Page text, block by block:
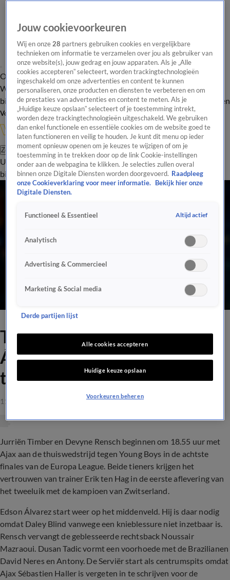
Overzicht Onze programma's Uitzendingen Onze gezichten
In de
WandelgangenInterviewsUitzending
bijwonenPodcastShopVeelgestelde vragenKijkersvraag insturen
Volg Vandaag Inside
Zoeken
UitzendingenVandaag InsideDe OranjezomerShopUitzending
bijwonen
Ten Hag kiest voor Edson
Álvarez op het middenveld
tegen Young Boys
11 mrt 2021, 18:30
Jurriën Timber en Devyne Rensch beginnen om 18.55 uur met
Ajax aan de thuiswedstrijd tegen Young Boys in de achtste
finales van de Europa League. Beide tieners krijgen het
vertrouwen van trainer Erik ten Hag in de eerste aflevering van
het tweeluik met de kampioen van Zwitserland.
Edson Álvarez start weer op het middenveld. Hij is daar nodig
omdat Daley Blind vanwege een knieblessure niet inzetbaar is.
Rensch vervangt de geblesseerde rechtsback Noussair
Mazraoui. Dusan Tadic vormt een voorhoede met de Brazilianen
David Neres en Antony. De Serviër start als centrumspits omdat
Ajax Sébastien Haller is vergeten in te schrijven voor de
Jouw cookievoorkeuren
Wij en onze28 partners gebruiken cookies en vergelijkbare
technieken om informatie te verzamelen over jou als gebruiker van
onze website(s), jouw gedrag en jouw apparaten. Als je „Alle
cookies accepteren” selecteert, worden trackingtechnologieën
ingeschakeld om onze advertenties en content te kunnen
personaliseren, onze producten en diensten te verbeteren en om
de prestaties van advertenties en content te meten. Als je
„Huidige keuze opslaan” selecteert of je toestemming intrekt,
worden deze trackingtechnologieën uitgeschakeld. We gebruiken
dan enkel functionele en essentiële cookies om de website goed te
laten functioneren en veilig te houden. Je kunt dit menu op ieder
moment opnieuw openen om je keuzes te wijzigen of om je
toestemming in te trekken door op de link Cookie-instellingen
onder aan de webpagina te klikken. Je selecties zullen overal
binnen onze Digitale Diensten worden doorgevoerd. Raadpleeg
onze Cookieverklaring voor meer informatie.
Bekijk hier onze
Digitale Diensten.
Functioneel & Essentieel Altijd actief
Analytisch
Advertising & Commercieel
Marketing & Social media
Derde partijen lijst
Alle cookies accepteren
Huidige keuze opslaan
Voorkeuren beheren